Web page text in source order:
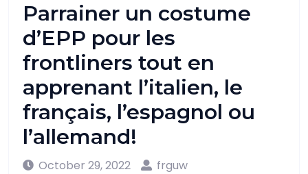
Parrainer un costume
d’EPP pour les
frontliners tout en
apprenant l’italien, le
français, l’espagnol ou
l’allemand!
October 29, 2022
frguw